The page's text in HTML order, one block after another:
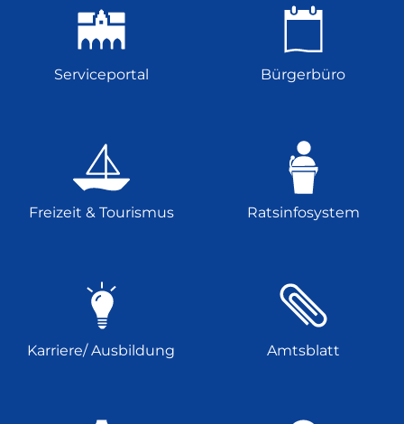
Serviceportal Bürgerbüro
Freizeit & Tourismus Ratsinfosystem
Karriere/ Ausbildung Amtsblatt